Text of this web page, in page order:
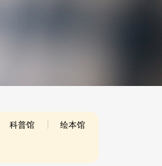
科普馆 绘本馆